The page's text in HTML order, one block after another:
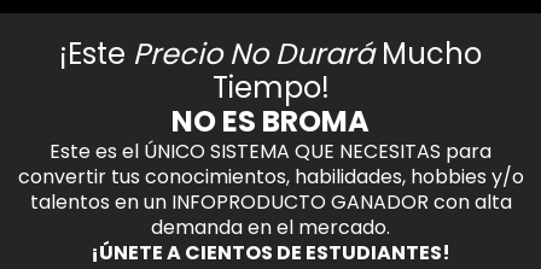
¡Este Precio No DuraráMucho
Tiempo!
NO ES BROMA​
Este es el ÚNICO SISTEMA QUE NECESITAS para
convertir tus conocimientos, habilidades, hobbies y/o
talentos en un INFOPRODUCTO GANADOR con alta
demanda en el mercado.
¡ÚNETE A CIENTOS DE ESTUDIANTES!